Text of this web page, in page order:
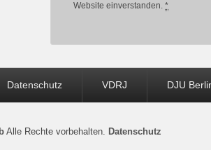
Website einverstanden. *
Datenschutz VDRJ DJU
Alle Rechte vorbehalten. Datenschutz